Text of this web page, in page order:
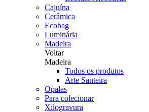
Cajuína
Cerâmica
Ecobag
Luminária
Madeira
Voltar
Madeira
Todos os produtos
Arte Santeira
Opalas
Para colecionar
Xilogravura